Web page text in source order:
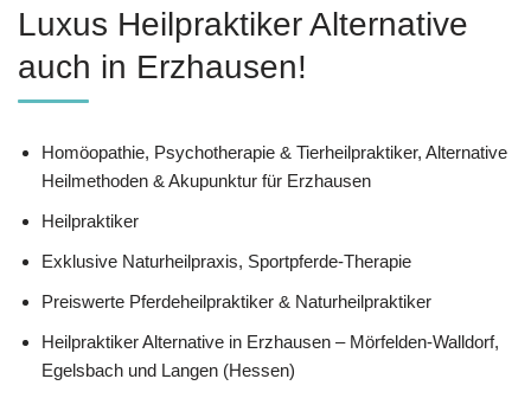
Luxus Heilpraktiker Alternative
auch in Erzhausen!
‎Homöopathie, ‎Psychotherapie & ‎Tierheilpraktiker, Alternative
Heilmethoden & Akupunktur für Erzhausen
Heilpraktiker
Exklusive Naturheilpraxis, Sportpferde-Therapie
Preiswerte Pferdeheilpraktiker & Naturheilpraktiker
Heilpraktiker Alternative in Erzhausen – Mörfelden-Walldorf,
Egelsbach und Langen (Hessen)